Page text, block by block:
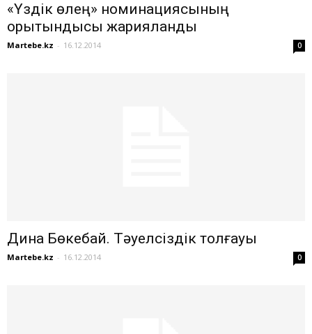
«Үздік өлең» номинациясының
қорытындысы жарияланды
Martebe.kz - 16.12.2014 0
Дина Бөкебай. Тәуелсіздік толғауы
Martebe.kz - 16.12.2014 0